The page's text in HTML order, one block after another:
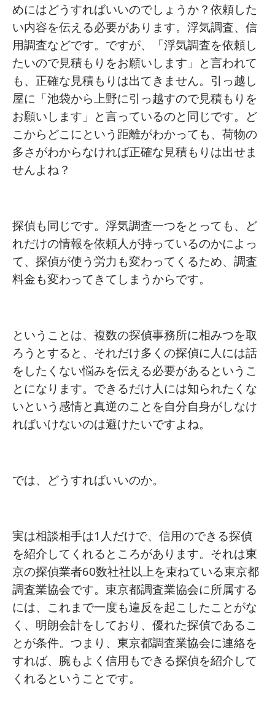
めにはどうすればいいのでしょうか？依頼した
い内容を伝える必要があります。浮気調査、信
用調査などです。ですが、「浮気調査を依頼し
たいので見積もりをお願いします」と言われて
も、正確な見積もりは出てきません。引っ越し
屋に「池袋から上野に引っ越すので見積もりを
お願いします」と言っているのと同じです。ど
こからどこにという距離がわかっても、荷物の
多さがわからなければ正確な見積もりは出せま
せんよね？
探偵も同じです。浮気調査一つをとっても、ど
れだけの情報を依頼人が持っているのかによっ
て、探偵が使う労力も変わってくるため、調査
料金も変わってきてしまうからです。
ということは、複数の探偵事務所に相みつを取
ろうとすると、それだけ多くの探偵に人には話
をしたくない悩みを伝える必要があるというこ
とになります。できるだけ人には知られたくな
いという感情と真逆のことを自分自身がしなけ
ればいけないのは避けたいですよね。
では、どうすればいいのか。
実は相談相手は1人だけで、信用のできる探偵
を紹介してくれるところがあります。それは東
京の探偵業者60数社社以上を束ねている東京都
調査業協会です。東京都調査業協会に所属する
には、これまで一度も違反を起こしたことがな
く、明朗会計をしており、優れた探偵であるこ
とが条件。つまり、東京都調査業協会に連絡を
すれば、腕もよく信用もできる探偵を紹介して
くれるということです。